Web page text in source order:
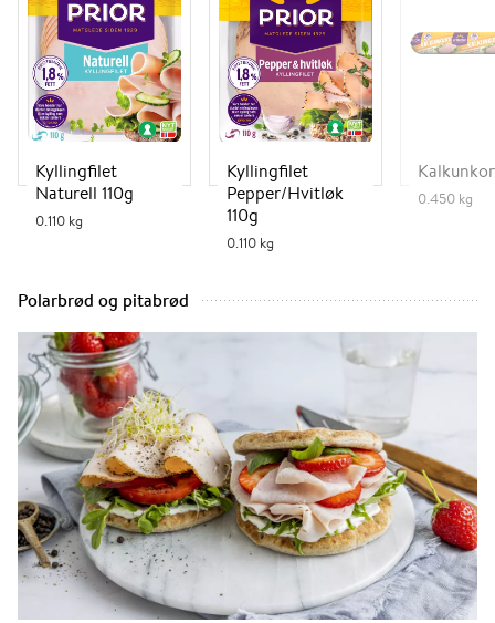
Kyllingfilet
Naturell 110g
0.110 kg
Kyllingfilet
Pepper/Hvitløk
110g
0.110 kg
0.450 kg
Polarbrød og pitabrød